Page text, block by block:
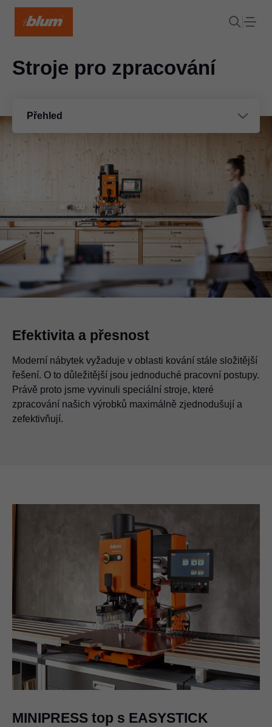
Přehled
Stroje pro zpracování
Efektivita a přesnost
Moderní nábytek vyžaduje v oblasti kování stále složitější
řešení. O to důležitější jsou jednoduché pracovní postupy.
Právě proto jsme vyvinuli speciální stroje, které
zpracování našich výrobků maximálně zjednodušují a
zefektivňují.
MINIPRESS top s EASYSTICK